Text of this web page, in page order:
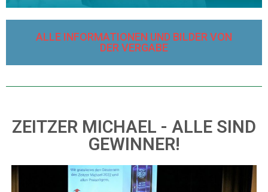
ALLE INFORMATIONEN UND BILDER VON
DER VERGABE
ZEITZER MICHAEL - ALLE SIND
GEWINNER!